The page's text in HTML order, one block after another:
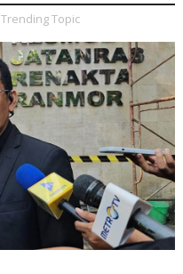
Trending Topic